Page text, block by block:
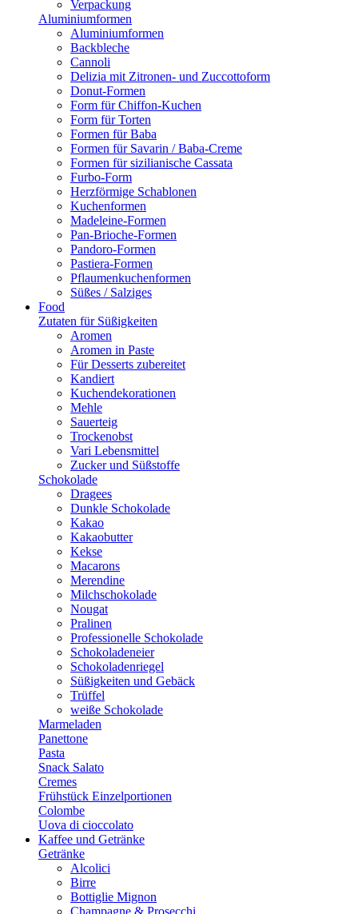
Verpackung
Aluminiumformen
Aluminiumformen
Backbleche
Cannoli
Delizia mit Zitronen- und Zuccottoform
Donut-Formen
Form für Chiffon-Kuchen
Form für Torten
Formen für Baba
Formen für Savarin / Baba-Creme
Formen für sizilianische Cassata
Furbo-Form
Herzförmige Schablonen
Kuchenformen
Madeleine-Formen
Pan-Brioche-Formen
Pandoro-Formen
Pastiera-Formen
Pflaumenkuchenformen
Süßes / Salziges
Food
Zutaten für Süßigkeiten
Aromen
Aromen in Paste
Für Desserts zubereitet
Kandiert
Kuchendekorationen
Mehle
Sauerteig
Trockenobst
Vari Lebensmittel
Zucker und Süßstoffe
Schokolade
Dragees
Dunkle Schokolade
Kakao
Kakaobutter
Kekse
Macarons
Merendine
Milchschokolade
Nougat
Pralinen
Professionelle Schokolade
Schokoladeneier
Schokoladenriegel
Süßigkeiten und Gebäck
Trüffel
weiße Schokolade
Marmeladen
Panettone
Pasta
Snack Salato
Cremes
Frühstück Einzelportionen
Colombe
Uova di cioccolato
Kaffee und Getränke
Getränke
Alcolici
Birre
Bottiglie Mignon
Champagne & Prosecchi